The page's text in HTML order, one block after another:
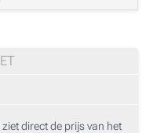
direct de prijs van het